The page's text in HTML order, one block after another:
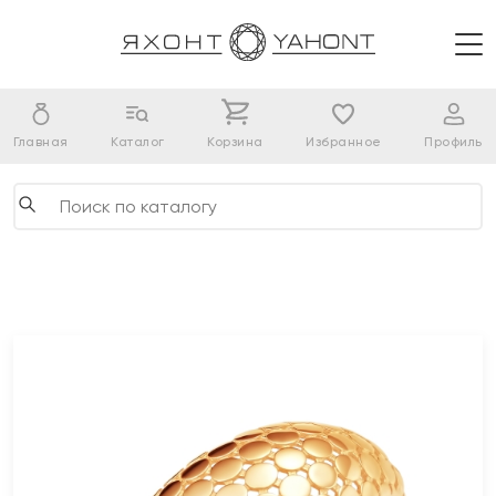
Главная Каталог Корзина Избранное Профиль